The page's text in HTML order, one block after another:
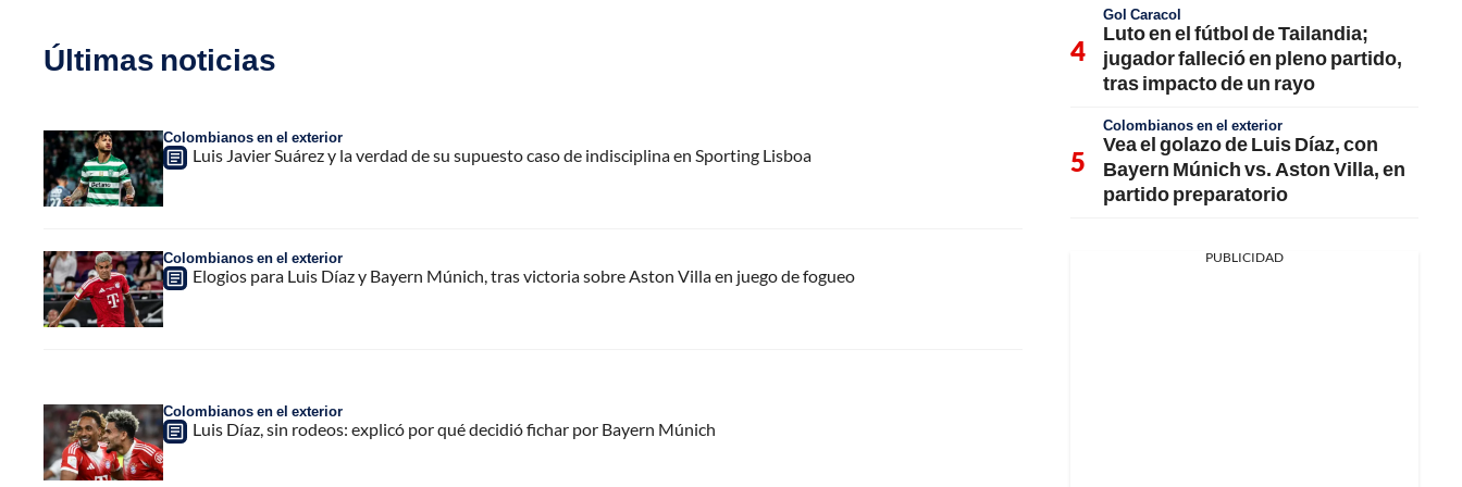
Últimas noticias
Colombianos en el exterior
Luis Javier Suárez y la verdad de su supuesto caso de indisciplina en Sporting Lisboa
Colombianos en el exterior
Elogios para Luis Díaz y Bayern Múnich, tras victoria sobre Aston Villa en juego de fogueo
Colombianos en el exterior
Luis Díaz, sin rodeos: explicó por qué decidió fichar por Bayern Múnich
Gol Caracol
Luto en el fútbol de Tailandia;
jugador falleció en pleno partido,
tras impacto de un rayo
Colombianos en el exterior
Vea el golazo de Luis Díaz, con
Bayern Múnich vs. Aston Villa, en
partido preparatorio
PUBLICIDAD